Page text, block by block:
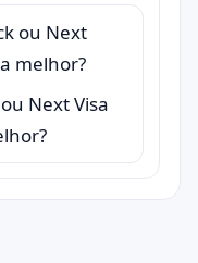
Next Visa